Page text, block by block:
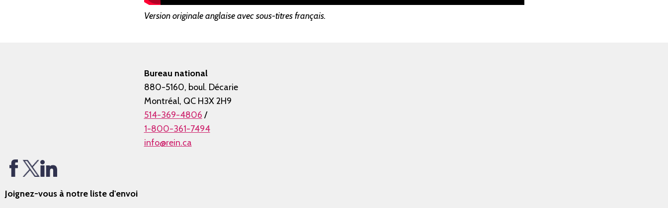
Version originale anglaise avec sous-titres français.
Bureau national
880-5160, boul. Décarie
Montréal, QC H3X 2H9
514-369-4806 /
1-800-361-7494
info@rein.ca
Joignez-vous à notre liste d'envoi